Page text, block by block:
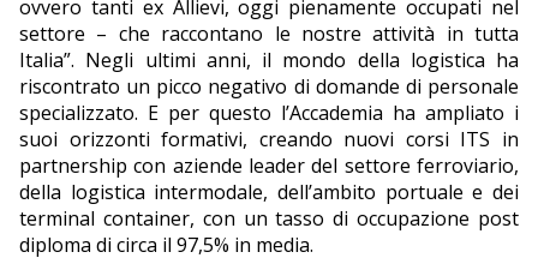
ovvero tanti ex Allievi, oggi pienamente occupati nel
settore – che raccontano le nostre attività in tutta
Italia”. Negli ultimi anni, il mondo della logistica ha
riscontrato un picco negativo di domande di personale
specializzato. E per questo l’Accademia ha ampliato i
suoi orizzonti formativi, creando nuovi corsi ITS in
partnership con aziende leader del settore ferroviario,
della logistica intermodale, dell’ambito portuale e dei
terminal container, con un tasso di occupazione post
diploma di circa il 97,5% in media.